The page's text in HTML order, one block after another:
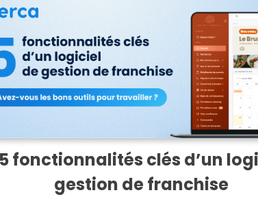
fonctionnalités clés d’un
gestion de franchise